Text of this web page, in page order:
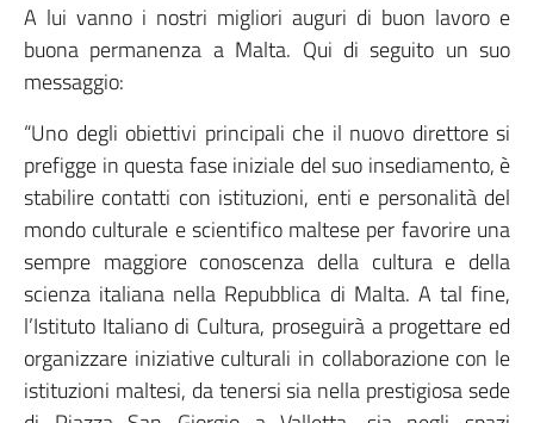
A lui vanno i nostri migliori auguri di buon lavoro e
buona permanenza a Malta. Qui di seguito un suo
messaggio:
“Uno degli obiettivi principali che il nuovo direttore si
prefigge in questa fase iniziale del suo insediamento, è
stabilire contatti con istituzioni, enti e personalità del
mondo culturale e scientifico maltese per favorire una
sempre maggiore conoscenza della cultura e della
scienza italiana nella Repubblica di Malta. A tal fine,
l’Istituto Italiano di Cultura, proseguirà a progettare ed
organizzare iniziative culturali in collaborazione con le
istituzioni maltesi, da tenersi sia nella prestigiosa sede